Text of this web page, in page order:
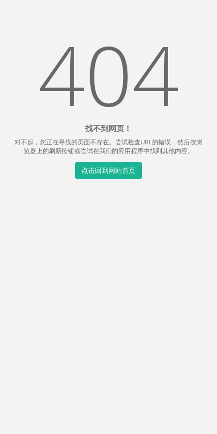
404
找不到网页！
对不起，您正在寻找的页面不存在。尝试检查URL的错误，然后按浏
览器上的刷新按钮或尝试在我们的应用程序中找到其他内容。
点击回到网站首页